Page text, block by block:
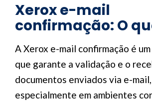
Xerox e-mail
confirmação: O
A Xerox e-mail confirmação é
que garante a validação e o
documentos enviados via e-mail,
especialmente em ambientes